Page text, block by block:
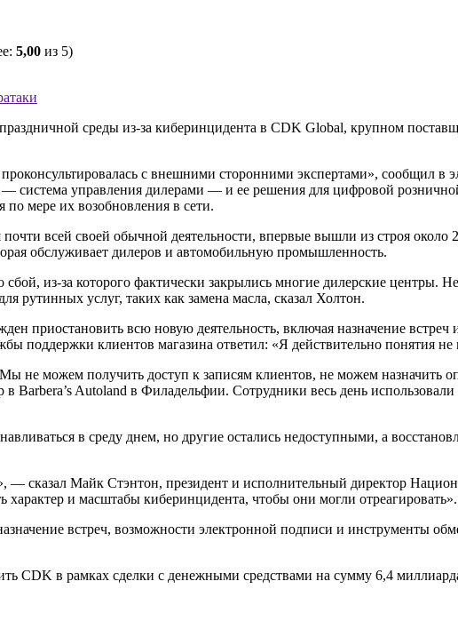
5,00 из 5)
среды из-за киберинцидента в CDK Global, крупном
с внешними сторонними экспертами», сообщил в
система управления дилерами — и ее решения для цифровой
по мере их возобновления в сети.
всей своей обычной деятельности, впервые вышли из строя около
обслуживает дилеров и автомобильную промышленность.
из-за которого фактически закрылись многие дилерские центры.
рутинных услуг, таких как замена масла, сказал Холтон.
приостановить всю новую деятельность, включая назначение
поддержки клиентов магазина ответил: «Я действительно понятия
не можем получить доступ к записям клиентов, не можем
Barbera’s Autoland в Филадельфии. Сотрудники весь день
в среду днем, но другие остались недоступными, а
— сказал Майк Стэнтон, президент и исполнительный директор
и масштабы киберинцидента, чтобы они могли
встреч, возможности электронной подписи и инструменты
CDK в рамках сделки с денежными средствами на сумму 6,4